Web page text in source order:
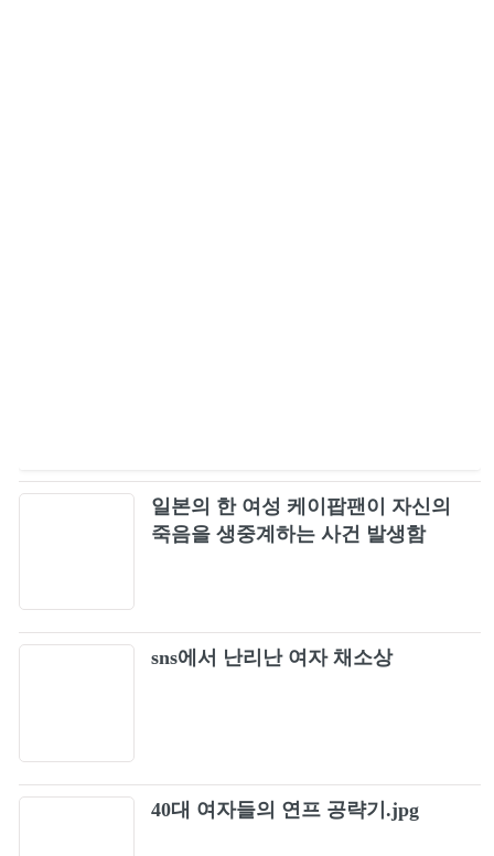
일본의 한 여성 케이팝팬이 자신의
죽음을 생중계하는 사건 발생함
sns에서 난리난 여자 채소상
40대 여자들의 연프 공략기.jpg